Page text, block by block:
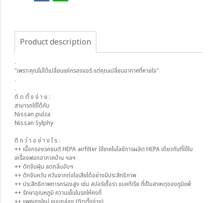
Product description
.
"เพราะคุณไม่ได้เปลี่ยนแค่กรองแอร์ แต่คุณเปลี่ยนอากาศที่หายใจ"
.
.
ติ ด ตั้ ง ง่ า ย :
สามารถใช้ได้กับ
Nissan pulza
Nissan Sylphy
ดี ก ว่ า อ ย่ า ง ไ ร :
++ เนื้อกรองรถยนต์ HEPA airfilter ใช้เทคโนโลยีการผลิต HEPA เดียวกับที่ใช้ใน
เครื่องฟอกอากาศบ้าน ฯลฯ
++ ดักจับฝุ่น ลดกลิ่นอับฯ
++ ดักจับควัน ควันจากท่อไอเสียได้อย่างมีประสิทธิภาพ
++ ประสิทธิภาพการกรองสูง เช่น สปอร์เชื้อรา แบคทีเรีย ที่เป็นสาเหตุของภูมิแพ้
++ รักษาอุณหภูมิ ความเย็นในรถให้คงที่